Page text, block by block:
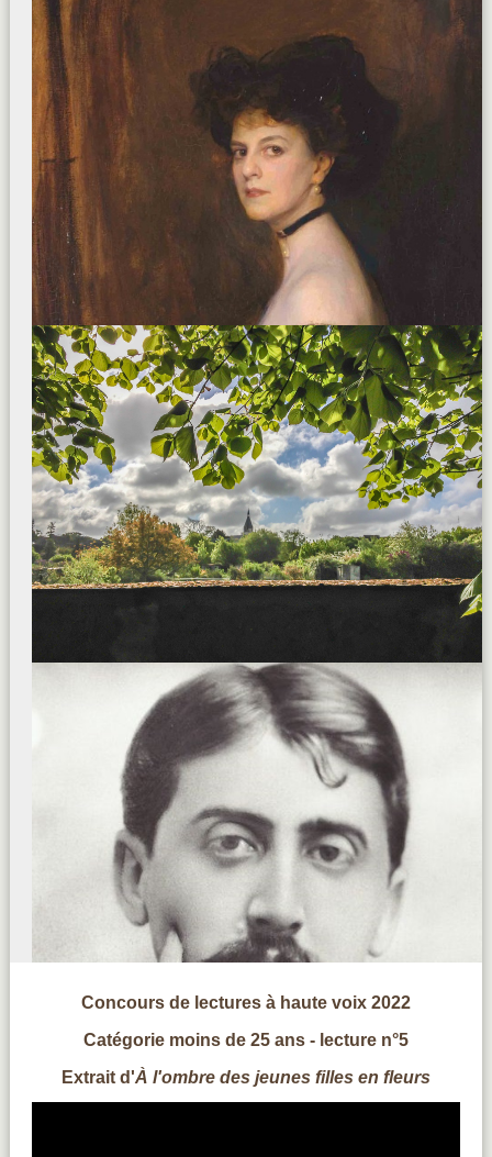
Concours de lectures à haute voix 2022
Catégorie moins de 25 ans - lecture n°5
Extrait d'À l'ombre des jeunes filles en fleurs